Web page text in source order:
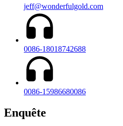
jeff@wonderfulgold.com
0086-18018742688
0086-15986680086
Enquête